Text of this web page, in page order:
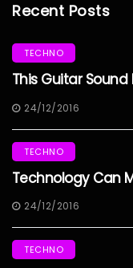
Recent Posts
TECHNO
This Guitar Sound
24/12/2016
TECHNO
Technology Can
24/12/2016
TECHNO